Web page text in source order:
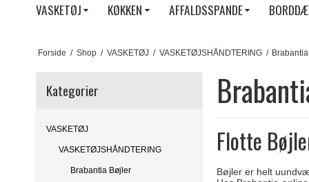
VASKETØJ KØKKEN AFFALDSSPANDE
Forside / Shop / VASKETØJ / VASKETØJSHÅNDTERING /
Kategorier
VASKETØJ
VASKETØJSHÅNDTERING
Brabantia Bøjler
Flotte
Bøjler er helt